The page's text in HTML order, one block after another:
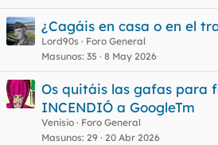
¿Cagáis en casa o en el
Lord90s
Foro General
Masunos 35 8 May 2026
Os quitáis las gafas para
INCENDIÓ a GoogleTm
Venisio
Foro General
Masunos 29 20 Abr 2026